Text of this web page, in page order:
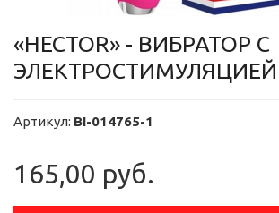
«HECTOR» - ВИБРАТОР С
ЭЛЕКТРОСТИМУЛЯЦИЕЙ
Артикул: BI-014765-1
165,00 руб.